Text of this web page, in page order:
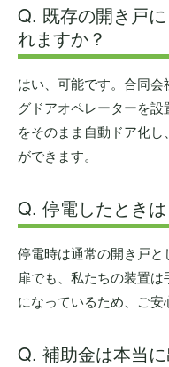
Q. 既存の開き戸
れますか？
はい、可能です。合同
グドアオペレーターを
をそのまま自動ドア化
ができます。
Q. 停電したとき
停電時は通常の開き戸
扉でも、私たちの装置
になっているため、ご安
Q. 補助金は本当